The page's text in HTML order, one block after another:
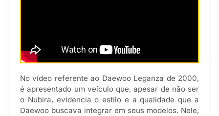
No vídeo referente ao Daewoo Leganza de 2000,
é apresentado um veículo que, apesar de não ser
o Nubira, evidencia o estilo e a qualidade que a
Daewoo buscava integrar em seus modelos. Nele,